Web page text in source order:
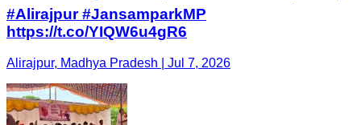
#Alirajpur #JansamparkMP
https://t.co/YIQW6u4gR6
Alirajpur, Madhya Pradesh | Jul 7, 2026